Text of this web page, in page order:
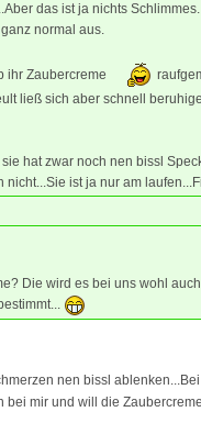
das ist ja nichts Schlimmes.
normal aus.
ihr Zaubercreme
ließ sich aber schnell
hat zwar noch nen bissl
nicht...Sie ist ja nur am
Die wird es bei uns wohl
nen bissl
mir und will die